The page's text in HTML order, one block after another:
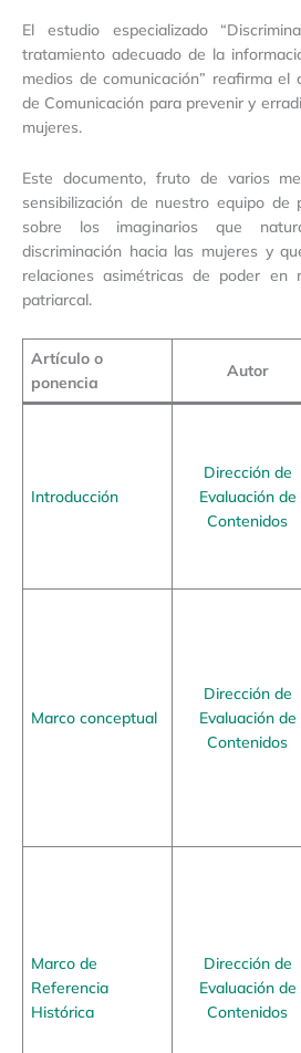
El estudio especializado
tratamiento adecuado de la
medios de comunicación” reafirma el
de Comunicación para prevenir y
mujeres.
Este documento, fruto de varios
sensibilización de nuestro equipo de
sobre los imaginarios que
discriminación hacia las mujeres y
relaciones asimétricas de poder en
patriarcal.
Artículo o
ponencia
Autor
Introducción
Dirección de
Evaluación de
Contenidos
Marco conceptual
Dirección de
Evaluación de
Contenidos
Marco de
Referencia
Histórica
Dirección de
Evaluación de
Contenidos